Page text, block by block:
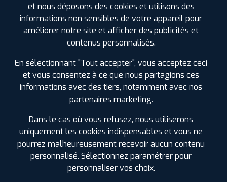
SPÉCIFICATIONS AVIS CLIENTS ÉTIQUETAGE
et nous déposons des cookies et utilisons des
informations non sensibles de votre appareil pour
améliorer notre site et afficher des publicités et
contenus personnalisés.
En sélectionnant "Tout accepter", vous acceptez ceci
et vous consentez à ce que nous partagions ces
informations avec des tiers, notamment avec nos
partenaires marketing.
Dans le cas où vous refusez, nous utiliserons
uniquement les cookies indispensables et vous ne
pourrez malheureusement recevoir aucun contenu
personnalisé. Sélectionnez paramétrer pour
personnaliser vos choix.